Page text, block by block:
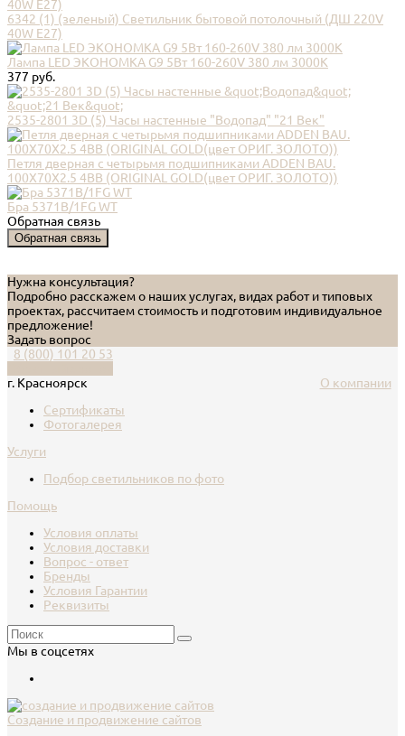
6342 (1) (зеленый) Светильник бытовой потолочный (ДШ 220V
40W E27)
Лампа LED ЭКОНОМКА G9 5Вт 160-260V 380 лм 3000К
377 руб.
2535-2801 3D (5) Часы настенные "Водопад" "21 Век"
Петля дверная с четырьмя подшипниками ADDEN BAU.
100X70X2.5 4BB (ORIGINAL GOLD(цвет ОРИГ. ЗОЛОТО))
Бра 5371B/1FG WT
Обратная связь
Обратная связь
Нужна консультация?
Подробно расскажем о наших услугах, видах работ и типовых
проектах, рассчитаем стоимость и подготовим индивидуальное
предложение!
Задать вопрос
8 (800) 101 20 53
г. Красноярск
О компании
Сертификаты
Фотогалерея
Услуги
Подбор светильников по фото
Помощь
Условия оплаты
Условия доставки
Вопрос - ответ
Бренды
Условия Гарантии
Реквизиты
Мы в соцсетях
Создание и продвижение сайтов